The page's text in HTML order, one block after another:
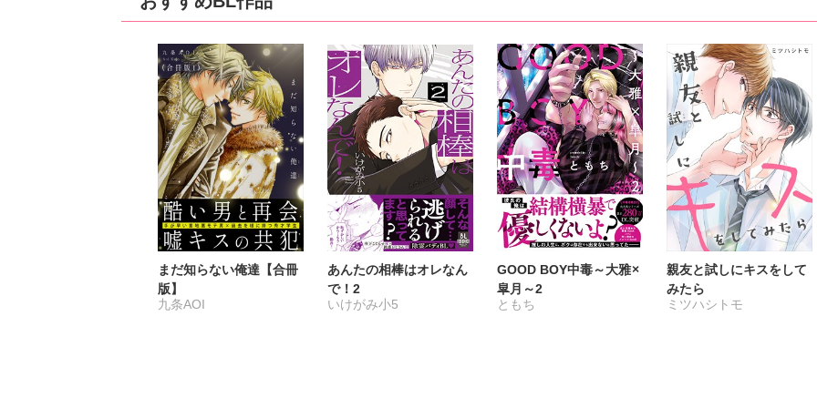
まだ知らない俺達【合冊
版】
九条AOI
あんたの相棒はオレなん
で！2
いけがみ小5
GOOD BOY中毒～大雅×
皐月～2
ともち
親友と試しにキスをして
みたら
ミツハシトモ